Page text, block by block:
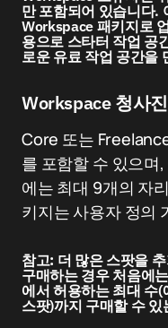
만 포함되어 있습니다.
Workspace 패키지로
용으로 스타터 작업 공
로운 유료 작업 공간을
Workspace 청사
Core 또는
를 포함할 수 있으
에는 최대 9개의 자
키지는 사용자 정의
참고: 더 많은 스팟을
구매하는 경우 처음에
에서 허용하는 최대 수
스팟)까지 구매할 수